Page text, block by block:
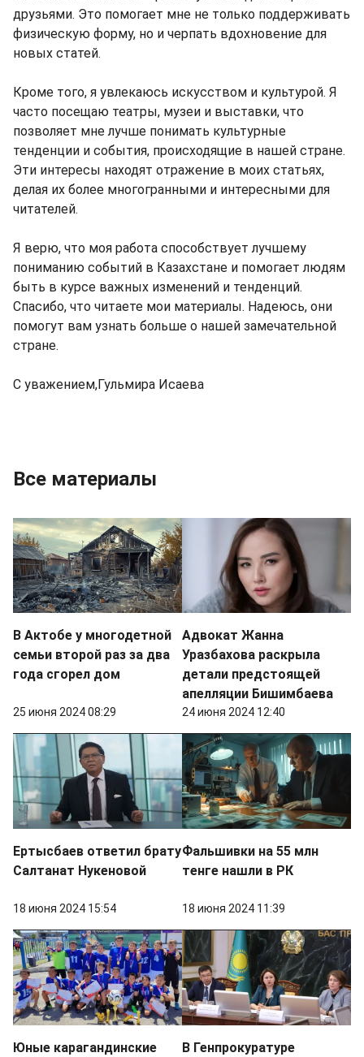
друзьями. Это помогает мне не только поддерживать
физическую форму, но и черпать вдохновение для
новых статей.
Кроме того, я увлекаюсь искусством и культурой. Я
часто посещаю театры, музеи и выставки, что
позволяет мне лучше понимать культурные
тенденции и события, происходящие в нашей стране.
Эти интересы находят отражение в моих статьях,
делая их более многогранными и интересными для
читателей.
Я верю, что моя работа способствует лучшему
пониманию событий в Казахстане и помогает людям
быть в курсе важных изменений и тенденций.
Спасибо, что читаете мои материалы. Надеюсь, они
помогут вам узнать больше о нашей замечательной
стране.
С уважением,Гульмира Исаева
Все материалы
В Актобе у многодетной
семьи второй раз за два
года сгорел дом
25 июня 2024 08:29
Адвокат Жанна
Уразбахова раскрыла
детали предстоящей
апелляции Бишимбаева
24 июня 2024 12:40
Ертысбаев ответил брату
Салтанат Нукеновой
18 июня 2024 15:54
Фальшивки на 55 млн
тенге нашли в РК
18 июня 2024 11:39
Юные карагандинские В Генпрокуратуре